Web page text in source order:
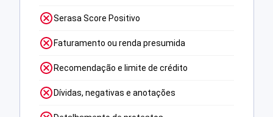
Serasa Score Positivo
Faturamento ou renda presumida
Recomendação e limite de crédito
Dívidas, negativas e anotações